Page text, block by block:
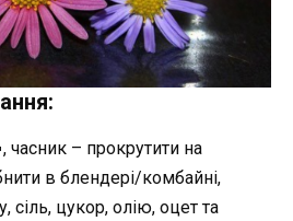
– прокрутити на
в блендері/комбайні,
сіль, цукор, олію, оцет та